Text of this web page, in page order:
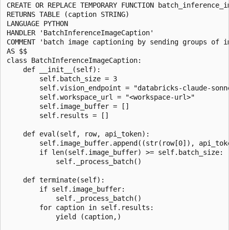
CREATE OR REPLACE TEMPORARY FUNCTION
RETURNS TABLE (caption STRING)
LANGUAGE PYTHON
HANDLER 'BatchInferenceImageCaption'
COMMENT 'batch image captioning by sending groups
AS $$
class BatchInferenceImageCaption:
    def __init__(self):
        self.batch_size = 3
self.vision_endpoint = "databricks-claude-
        self.workspace_url = "<workspace-url>"
        self.image_buffer = []
        self.results = []
    def eval(self, row, api_token):
self.image_buffer.append((str(row[0]),
        if len(self.image_buffer) >= self.batch_size:
            self._process_batch()
    def terminate(self):
        if self.image_buffer:
            self._process_batch()
        for caption in self.results:
            yield (caption,)